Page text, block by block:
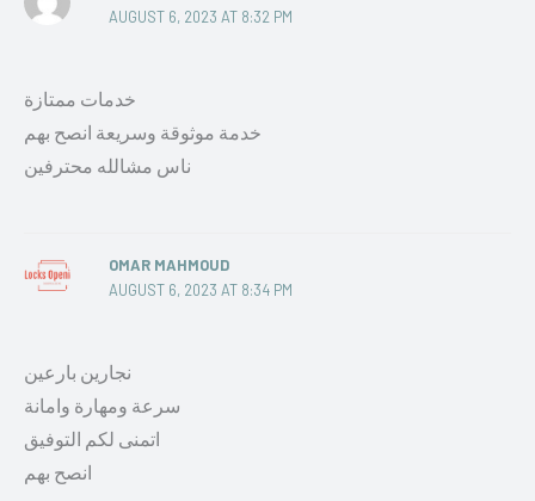
AUGUST 6, 2023 AT 8:32 PM
خدمات ممتازة
خدمة موثوقة وسريعة انصح بهم
ناس مشالله محترفين
OMAR MAHMOUD
AUGUST 6, 2023 AT 8:34 PM
نجارين بارعين
سرعة ومهارة وامانة
اتمنى لكم التوفيق
انصح بهم